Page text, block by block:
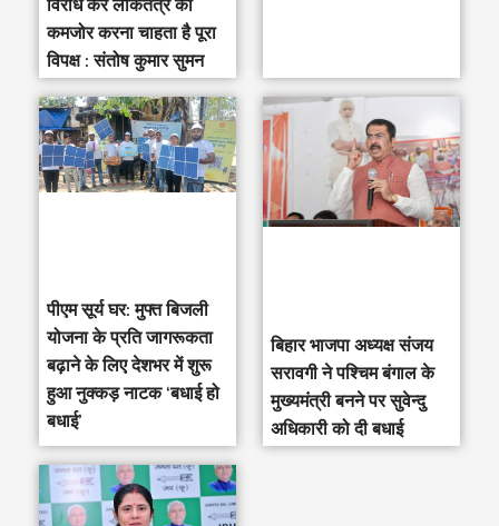
विरोध कर लोकतंत्र को
कमजोर करना चाहता है पूरा
विपक्ष : संतोष कुमार सुमन
पीएम सूर्य घर: मुफ्त बिजली
योजना के प्रति जागरूकता
बढ़ाने के लिए देशभर में शुरू
हुआ नुक्कड़ नाटक ‘बधाई हो
बधाई’
‎बिहार भाजपा अध्यक्ष संजय
सरावगी ने पश्चिम बंगाल के
मुख्यमंत्री बनने पर सुवेन्दु
अधिकारी को दी बधाई